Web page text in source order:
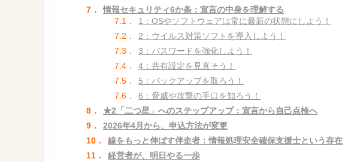
7．
情報セキュリティ6か条：宣言の中身を理解する
7.1．
1：OSやソフトウェアは常に最新の状態にしよう！
7.2．
2：ウイルス対策ソフトを導入しよう！
7.3．
3：パスワードを強化しよう！
7.4．
4：共有設定を見直そう！
7.5．
5：バックアップを取ろう！
7.6．
6：脅威や攻撃の手口を知ろう！
8．
★2「二つ星」へのステップアップ：宣言から自己点検へ
9．
2026年4月から、申込方法が変更
10．
線をもっと伸ばす伴走者：情報処理安全確保支援士という存在
11．
経営者が、明日やる一歩